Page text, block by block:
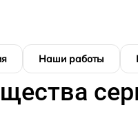
Наши работы